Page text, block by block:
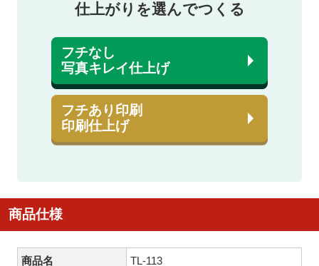
仕上がりを選んでつくる
フチなし
写真キレイ仕上げ
フチあり印刷
印刷仕上げ
商品仕様
商品名 TL-113